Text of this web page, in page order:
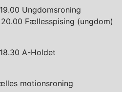
Ungdomsroning
Fællesspising (ungdom)
A-Holdet
motionsroning